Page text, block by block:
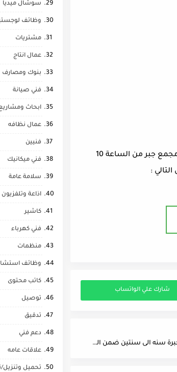
للجادين يرجى الحضور لتقديم طلبات التوظيف بمقر الشركة بشارع عبدالله غوشه / مجمع جبر من الساعة 10
مطلوب مهندس اتصالات بخبرة سنه الى سنتين ضمن الشروط التالية
سوشال ميديا
وظائف
مشتريات
عمال انتاج
بنوك ومصارف
فني صيانة
ابحاث
عمال نظافه
فنيين
فني ميكانيك
سلامة عامة
اذاعة وتلفزيون
كاشير
فني كهرباء
منظمات
وظائف
كاتب محتوى
توصيل
تدقيق
دعم فني
علاقات عامه
تحميل